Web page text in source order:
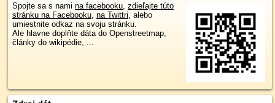
Spojte sa s nami na facebooku, zdieľajte túto
stránku na Facebooku, na Twittri, alebo
umiestnite odkaz na svoju stránku.
Ale hlavne doplňte dáta do Openstreetmap,
články do wikipédie, ...